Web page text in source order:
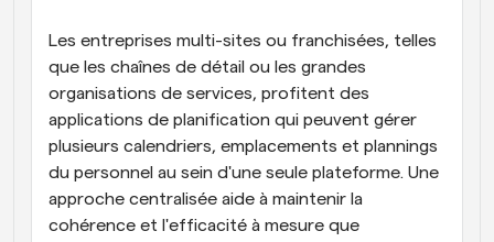
Les entreprises multi-sites ou franchisées, telles
que les chaînes de détail ou les grandes
organisations de services, profitent des
applications de planification qui peuvent gérer
plusieurs calendriers, emplacements et plannings
du personnel au sein d'une seule plateforme. Une
approche centralisée aide à maintenir la
cohérence et l'efficacité à mesure que